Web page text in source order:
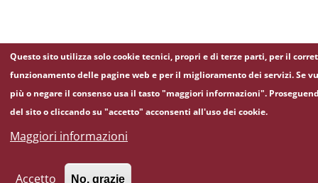
Questo sito utilizza solo cookie tecnici, propri e di terze parti, per il
funzionamento delle pagine web e per il miglioramento dei servizi. Se
più o negare il consenso usa il tasto "maggiori informazioni".
del sito o cliccando su "accetto" acconsenti all'uso dei cookie.
Maggiori informazioni
Accetto No, grazie